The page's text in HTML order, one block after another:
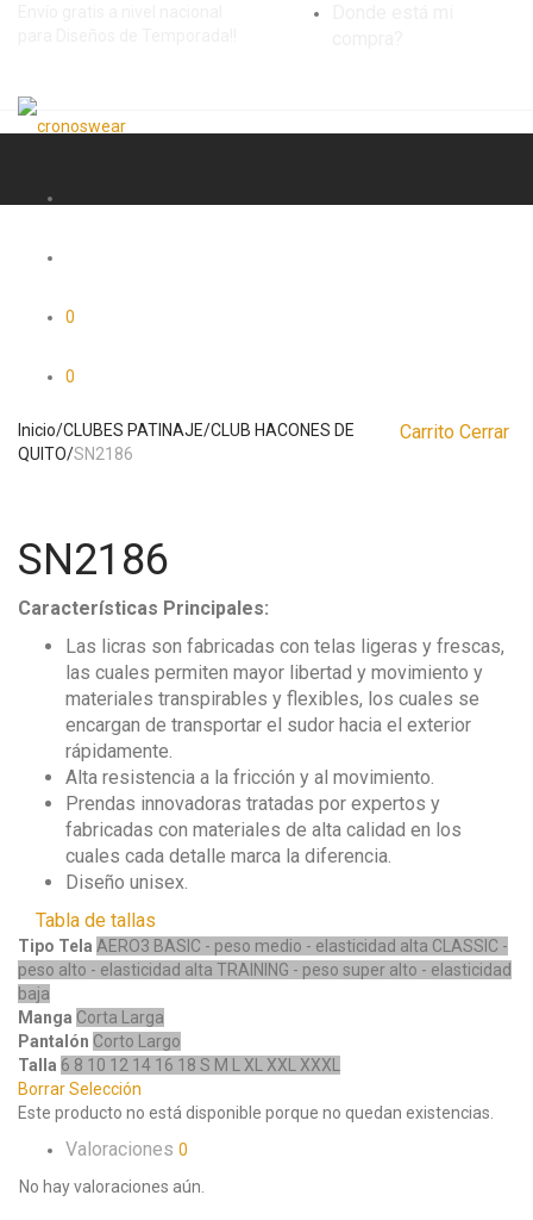
0
0
Inicio/CLUBES PATINAJE/CLUB HACONES DE
QUITO/SN2186
SN2186
Características Principales:
Las licras son fabricadas con telas ligeras y frescas,
las cuales permiten mayor libertad y movimiento y
materiales transpirables y flexibles, los cuales se
encargan de transportar el sudor hacia el exterior
rápidamente.
Alta resistencia a la fricción y al movimiento.
Prendas innovadoras tratadas por expertos y
fabricadas con materiales de alta calidad en los
cuales cada detalle marca la diferencia.
Diseño unisex.
Tabla de tallas
Tipo Tela AERO3 BASIC - peso medio - elasticidad alta CLASSIC -
peso alto - elasticidad alta TRAINING - peso super alto - elasticidad
baja
Manga Corta Larga
Pantalón Corto Largo
Talla 6 8 10 12 14 16 18 S M L XL XXL XXXL
Borrar Selección
Este producto no está disponible porque no quedan existencias.
Valoraciones 0
No hay valoraciones aún.
Carrito Cerrar